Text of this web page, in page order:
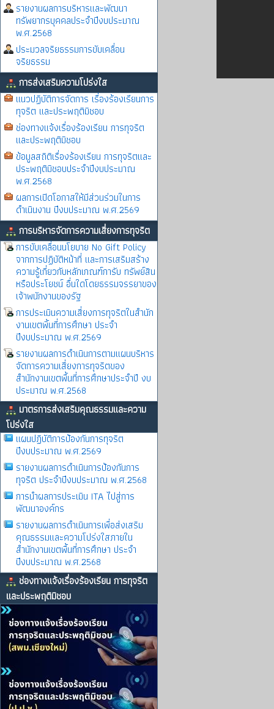
รายงานผลการบริหารและพัฒนา
ทรัพยากรบุคคลประจำปีงบประมาณ
พ.ศ.2568
ประมวลจริยธรรมการขับเคลื่อน
จริยธรรม
การส่งเสริมความโปร่งใส
แนวปฏิบัติการจัดการ เรื่องร้องเรียนการ
ทุจริต และประพฤติมิชอบ
ช่องทางแจ้งเรื่องร้องเรียน การทุจริต
และประพฤติมิชอบ
ข้อมูลสถิติเรื่องร้องเรียน การทุจริตและ
ประพฤติมิชอบประจำปีงบประมาณ
พ.ศ.2568
ผลการเปิดโอกาสให้มีส่วนร่วมในการ
ดำเนินงาน ปีงบประมาณ พ.ศ.2569
การบริหารจัดการความเสี่ยงการทุจริต
การขับเคลื่อนนโยบาย No Gift Policy
จากการปฏิบัติหน้าที่ และการเสริมสร้าง
ความรู้เกี่ยวกับหลักเกณฑ์การับ ทรัพย์สิน
หรือประโยชน์ อื่นใดโดยธรรมจรรยาของ
เจ้าพนักงานของรัฐ
การประเมินความเสี่ยงการทุจริตในสำนัก
งานเขตพิ้นที่การศึกษา ประจำ
ปีงบประมาณ พ.ศ.2569
รายงานผลการดำเนินการตามแผนบริหาร
จัดการความเสี่ยงการทุจริตของ
สำนักงานเขตพื้นที่การศึกษาประจำปี งบ
ประมาณ พ.ศ.2568
มาตรการส่งเสริมคุณธรรมและความ
โปร่งใส
แผนปฏิบัติการป้องกันการทุจริต
ปีงบประมาณ พ.ศ.2569
รายงานผลการดําเนินการป้องกันการ
ทุจริต ประจําปีงบประมาณ พ.ศ.2568
การนำผลการประเมิน ITA ไปสู่การ
พัฒนาองค์กร
รายงานผลการดําเนินการเพื่อส่งเสริม
คุณธรรมและความโปร่งใสภายใน
สำนักงานเขตพื้นที่การศึกษา ประจำ
ปีงบประมาณ พ.ศ.2568
ช่องทางแจ้งเรื่องร้องเรียน การทุจริต
และประพฤติมิชอบ